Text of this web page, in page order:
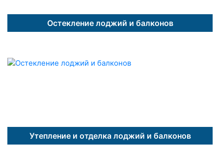
Остекление лоджий и балконов
Утепление и отделка лоджий и балконов